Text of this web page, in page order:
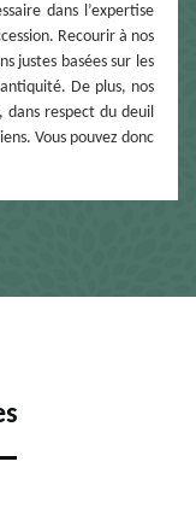
dans l’expertise
Recourir à nos
justes basées sur les
De plus, nos
dans respect du deuil
Vous pouvez donc